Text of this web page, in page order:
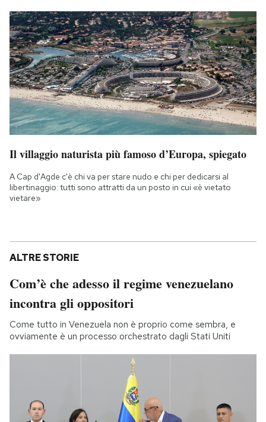
Il villaggio naturista più famoso d’Europa, spiegato
A Cap d'Agde c'è chi va per stare nudo e chi per dedicarsi al
libertinaggio: tutti sono attratti da un posto in cui «è vietato
vietare»
ALTRE STORIE
Com’è che adesso il regime venezuelano
incontra gli oppositori
Come tutto in Venezuela non è proprio come sembra, e
ovviamente è un processo orchestrato dagli Stati Uniti